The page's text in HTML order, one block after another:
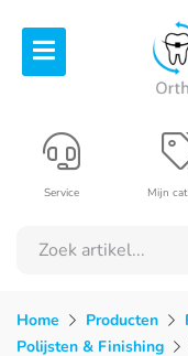
Mijn
Service
Home Producten
Polijsten & Finishing